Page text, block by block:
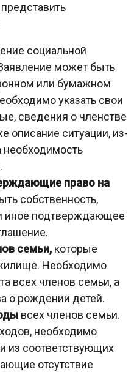
социальной
может быть
или бумажном
указать свои
сведения о членстве
описание ситуации, из-
необходимость
право на
собственность,
иное подтверждающее
семьи, которые
Необходимо
всех членов семьи, а
о рождении детей.
всех членов семьи.
необходимо
из соответствующих
отсутствие